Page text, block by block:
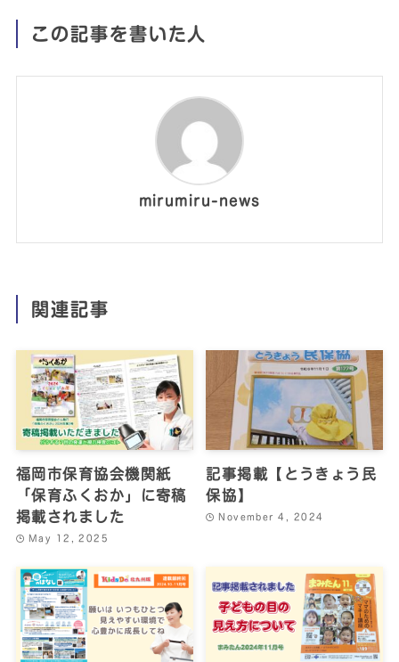
この記事を書いた人
mirumiru-news
関連記事
福岡市保育協会機関紙
「保育ふくおか」に寄稿
掲載されました
May 12, 2025
記事掲載【とうきょう民
保協】
November 4, 2024